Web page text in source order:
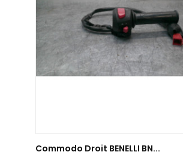
Commodo Droit BENELLI BN...